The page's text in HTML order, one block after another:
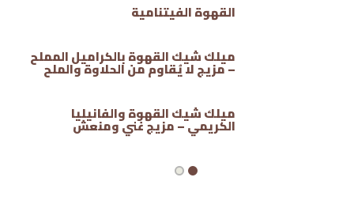
القهوة الفيتنامية
ميلك شيك القهوة بالكراميل المملح
– مزيج لا يُقاوم من الحلاوة والملح
ميلك شيك القهوة والفانيليا
الكريمي – مزيج غني ومنعش